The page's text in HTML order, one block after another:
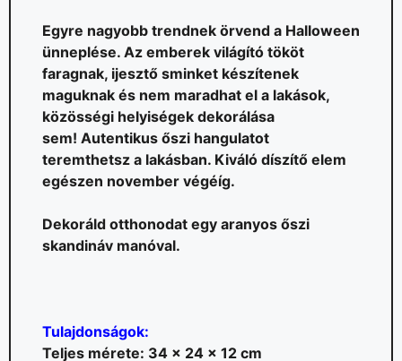
Egyre nagyobb trendnek örvend a Halloween
ünneplése. Az emberek világító tököt
faragnak, ijesztő sminket készítenek
maguknak és nem maradhat el a lakások,
közösségi helyiségek dekorálása
sem! Autentikus őszi hangulatot
teremthetsz a lakásban. Kiváló díszítő elem
egészen november végéíg.
Dekoráld otthonodat egy aranyos őszi
skandináv manóval.
Tulajdonságok:
Teljes mérete: 34 x 24 x 12 cm